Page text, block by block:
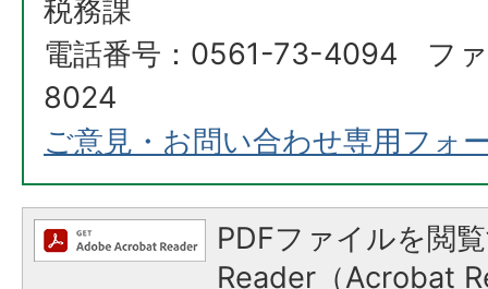
税務課
電話番号：0561-73-4094 フ
8024
ご意見・お問い合わせ専用フォ
PDFファイルを閲
Reader（Acrobat